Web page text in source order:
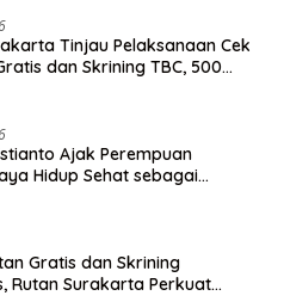
Tinjau Pelaksanaan Cek
dan Skrining TBC, 500
Ajak Perempuan
Hidup Sehat sebagai
Gratis dan Skrining
Rutan Surakarta Perkuat